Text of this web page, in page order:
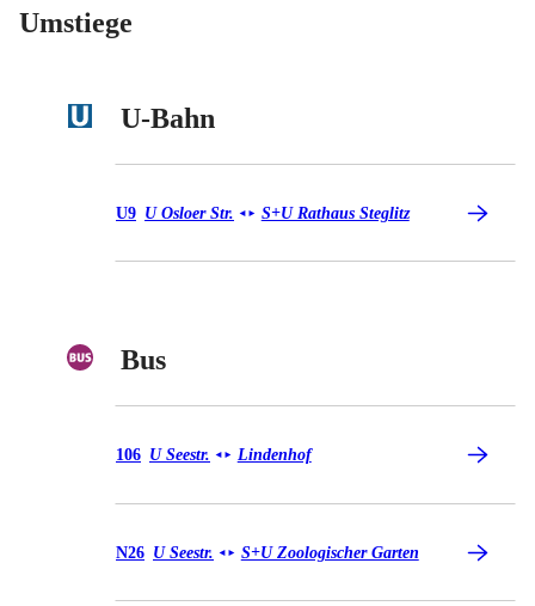
Umstiege
U-Bahn
U-Bahn U9
U9 U Osloer Str. ◄ ► S+U Rathaus Steglitz
Bus
Bus 106
106 U Seestr. ◄ ► Lindenhof
Bus N26
N26 U Seestr. ◄ ► S+U Zoologischer Garten